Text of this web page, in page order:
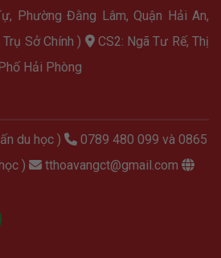
Phường Đằng Lâm, Quận Hải An,
Sở Chính )
CS2: Ngã Tư Rế, Thị
Hải Phòng
du học )
0789 480 099 và 0865
)
tthoavangct@gmail.com